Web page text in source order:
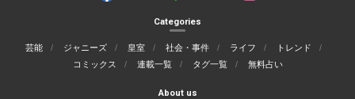
Categories
芸能 ジャニーズ 皇室 社会・事件 ライフ
トレンド
コミックス
連載一覧 タグ一覧 無料占い
About us